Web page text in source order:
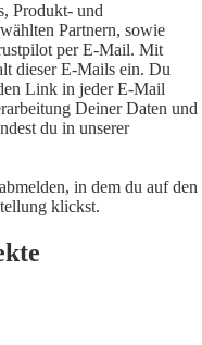
Produkt- und
Partnern, sowie
per E-Mail. Mit
dieser E-Mails ein. Du
Link in jeder E-Mail
Deiner Daten und
du in unserer
in dem du auf den
klickst.